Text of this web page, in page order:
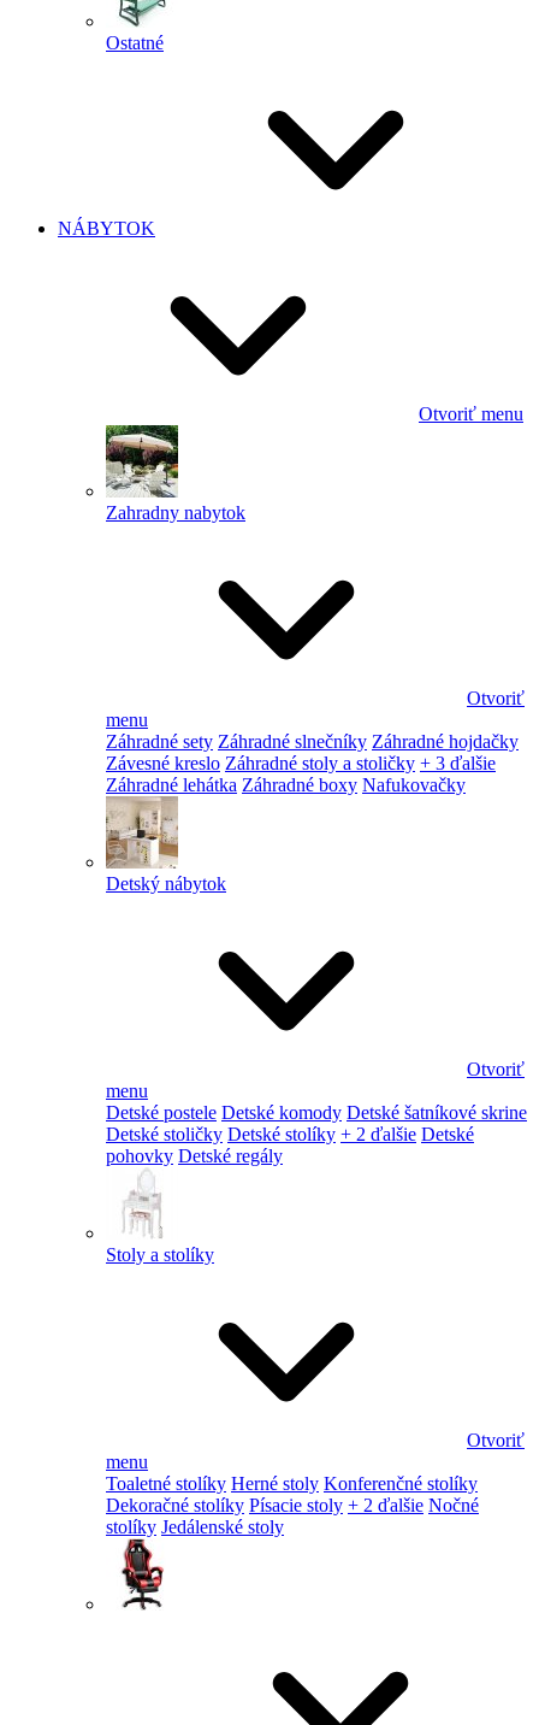
Ostatné
NÁBYTOK
Otvoriť menu
Zahradny nabytok
Otvoriť
menu
Záhradné sety Záhradné slnečníky Záhradné hojdačky
Závesné kreslo Záhradné stoly a stoličky + 3 ďalšie
Záhradné lehátka Záhradné boxy Nafukovačky
Detský nábytok
Otvoriť
menu
Detské postele Detské komody Detské šatníkové skrine
Detské stoličky Detské stolíky + 2 ďalšie Detské
pohovky Detské regály
Stoly a stolíky
Otvoriť
menu
Toaletné stolíky Herné stoly Konferenčné stolíky
Dekoračné stolíky Písacie stoly + 2 ďalšie Nočné
stolíky Jedálenské stoly